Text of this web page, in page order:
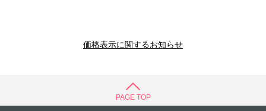
価格表示に関するお知らせ
PAGE TOP